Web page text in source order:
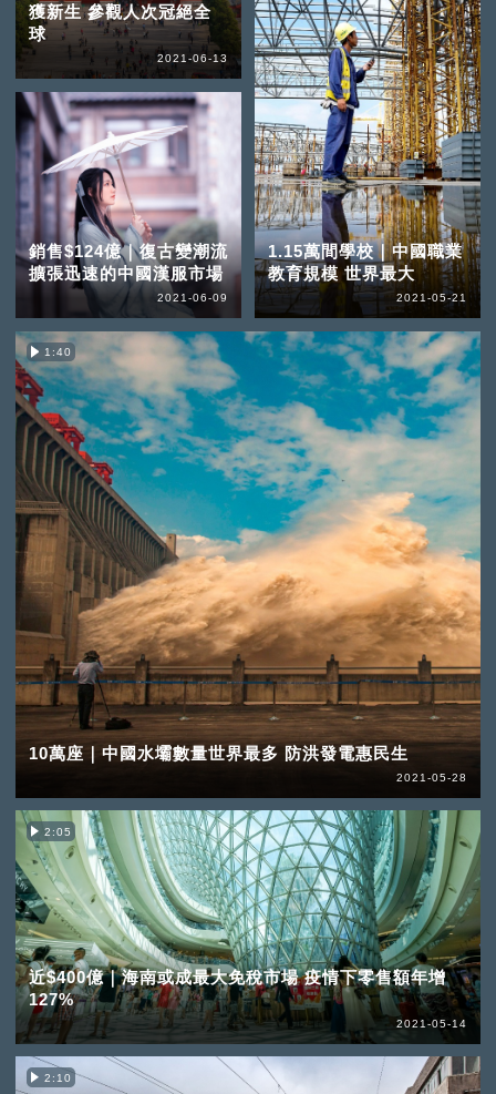
獲新生 參觀人次冠絕全
球
2021-06-13
銷售$124億｜復古變潮流
擴張迅速的中國漢服市場
2021-06-09
1:40
10萬座｜中國水壩數量世界最多 防洪發電惠民生
2021-05-28
1.15萬間學校｜中國職業
教育規模 世界最大
2021-05-21
2:05
近$400億｜海南或成最大免稅市場 疫情下零售額年增
127%
2021-05-14
2:10